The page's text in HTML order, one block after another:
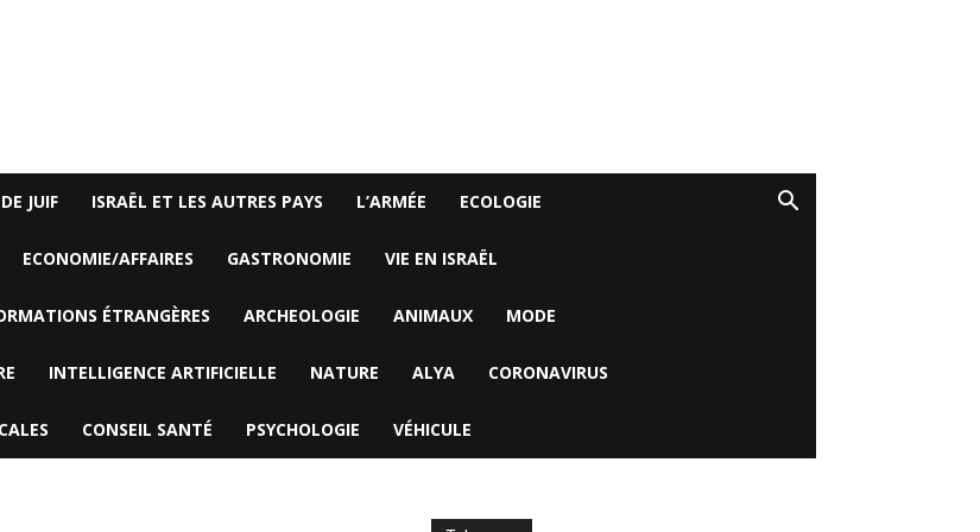
JUIF ISRAËL ET LES AUTRES PAYS L’ARMÉE ECOLOGIE
ECONOMIE/AFFAIRES GASTRONOMIE VIE EN ISRAËL
ÉTRANGÈRES ARCHEOLOGIE ANIMAUX MODE
INTELLIGENCE ARTIFICIELLE NATURE ALYA CORONAVIRUS
CONSEIL SANTÉ PSYCHOLOGIE VÉHICULE